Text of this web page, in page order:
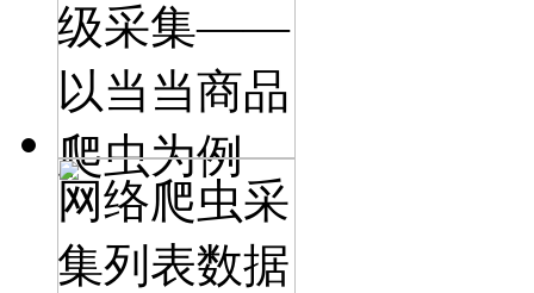
级采集——
以当当商品
爬虫为例
网络爬虫采
集列表数据